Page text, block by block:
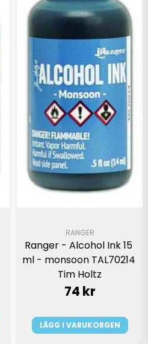
RANGER
Ranger - Alcohol Ink 15
ml - monsoon TAL70214
Tim Holtz
74 kr
LÄGG I VARUKORGEN